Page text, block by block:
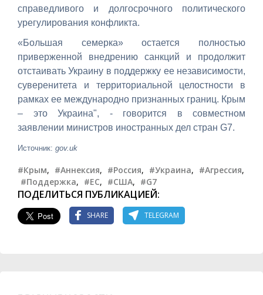
справедливого и долгосрочного политического
урегулирования конфликта.
«Большая семерка» остается полностью
приверженной внедрению санкций и продолжит
отстаивать Украину в поддержку ее независимости,
суверенитета и территориальной целостности в
рамках ее международно признанных границ. Крым
– это Украина", - говорится в совместном
заявлении министров иностранных дел стран G7.
Источник: gov.uk
#Крым, #Аннексия, #Россия, #Украина, #Агрессия,
#Поддержка, #ЕС, #США, #G7
ПОДЕЛИТЬСЯ ПУБЛИКАЦИЕЙ:
SHARE TELEGRAM